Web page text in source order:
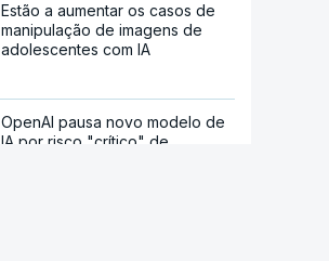
Estão a aumentar os casos de
manipulação de imagens de
adolescentes com IA
OpenAI pausa novo modelo de
IA por risco "crítico" de